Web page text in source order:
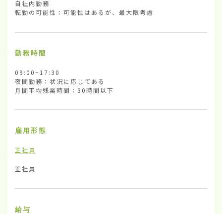
自社内勤務
転勤の可能性：可能性はあるが、最大限考慮
勤務時間
09:00~17:30
夜間勤務：状況に応じてある
月間平均残業時間：30時間以下
雇用形態
正社員
正社員
給与